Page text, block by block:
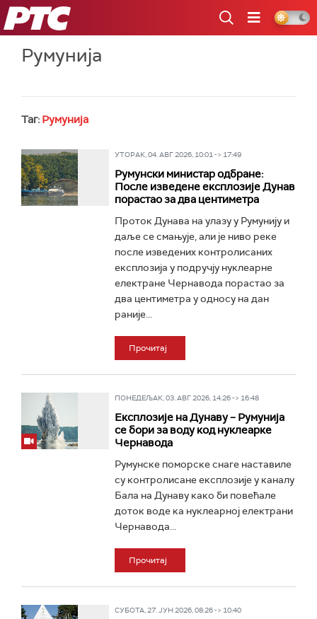
РТС
Румунија
Таг: Румунија
УТОРАК, 04. АВГ 2026, 10:01 -> 17:49
Румунски министар одбране:
После изведене експлозије Дунав
порастао за два центиметра
Проток Дунава на улазу у Румунију и
даље се смањује, али је ниво реке
после изведених контролисаних
експлозија у подручју нуклеарне
електране Чернавода порастао за
два центиметра у односу на дан
раније...
Прочитај
ПОНЕДЕЉАК, 03. АВГ 2026, 14:26 -> 16:48
Експлозије на Дунаву – Румунија
се бори за воду код нуклеарке
Чернавода
Румунске поморске снаге наставиле
су контролисане експлозије у каналу
Бала на Дунаву како би повећале
доток воде ка нуклеарној електрани
Чернавода...
Прочитај
СУБОТА, 27. ЈУН 2026, 08:26 -> 10:40